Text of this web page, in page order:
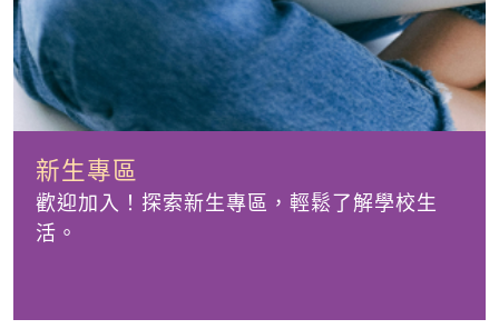
新生專區
歡迎加入！探索新生專區，輕鬆了解學校生
活。